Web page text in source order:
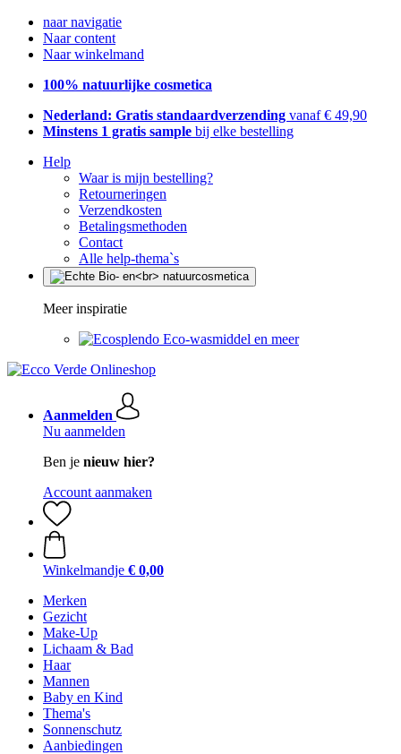
naar navigatie
Naar content
Naar winkelmand
100% natuurlijke cosmetica
Nederland: Gratis standaardverzending vanaf € 49,90
Minstens 1 gratis sample bij elke bestelling
Help
Waar is mijn bestelling?
Retourneringen
Verzendkosten
Betalingsmethoden
Contact
Alle help-thema`s
Meer inspiratie
Eco-wasmiddel en meer
Aanmelden
Nu aanmelden
Ben je nieuw hier?
Account aanmaken
Winkelmandje € 0,00
Merken
Gezicht
Make-Up
Lichaam & Bad
Haar
Mannen
Baby en Kind
Thema's
Sonnenschutz
Aanbiedingen